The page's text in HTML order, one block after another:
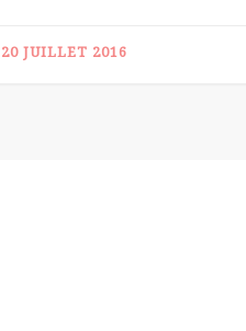
20 JUILLET 2016